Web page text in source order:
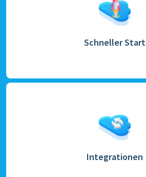
Schneller Start
Integrationen